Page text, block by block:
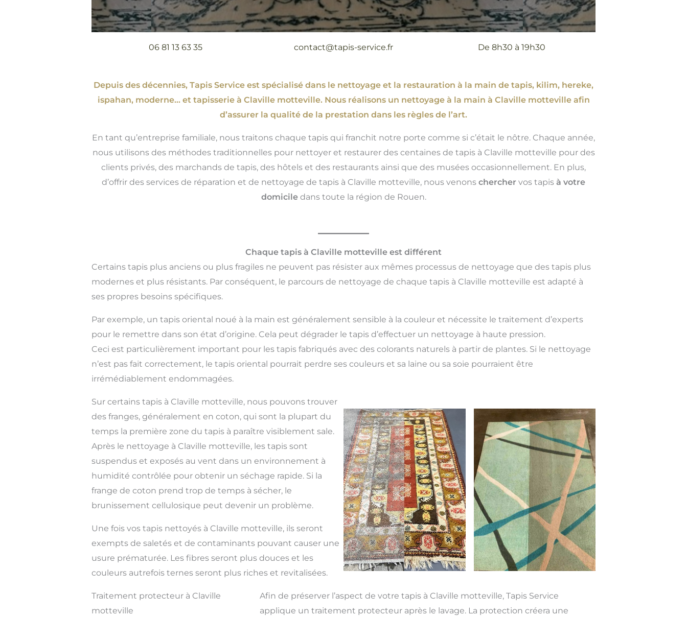
06 81 13 63 35 contact@tapis-service.fr De 8h30 à 19h30
Depuis des décennies, Tapis Service est spécialisé dans le nettoyage et la restauration à la main de tapis, kilim, hereke,
ispahan, moderne…et tapisserie à Claville motteville. Nous réalisons un nettoyage à la main à Claville motteville afin
d’assurer la qualité de la prestation dans les règles de l’art.
En tant qu’entreprise familiale, nous traitons chaque tapis qui franchit notre porte comme si c’était le nôtre. Chaque année,
nous utilisons des méthodes traditionnelles pour nettoyer et restaurer des centaines de tapis à Claville motteville pour des
clients privés, des marchands de tapis, des hôtels et des restaurants ainsi que des musées occasionnellement. En plus,
d’offrir des services de réparation et de nettoyage de tapis à Claville motteville, nous venons chercher vos tapis à votre
domiciledans toute la région de Rouen.
Chaque tapis à Claville motteville est différent
Certains tapis plus anciens ou plus fragiles ne peuvent pas résister aux mêmes processus de nettoyage que des tapis plus
modernes et plus résistants. Par conséquent, le parcours de nettoyage de chaque tapis à Claville motteville est adapté à
ses propres besoins spécifiques.
Par exemple, un tapis oriental noué à la main est généralement sensible à la couleur et nécessite le traitement d’experts
pour le remettre dans son état d’origine. Cela peut dégrader le tapis d’effectuer un nettoyage à haute pression.
Ceci est particulièrement important pour les tapis fabriqués avec des colorants naturels à partir de plantes. Si le nettoyage
n’est pas fait correctement, le tapis oriental pourrait perdre ses couleurs et sa laine ou sa soie pourraient être
irrémédiablement endommagées.
Sur certains tapis à Claville motteville, nous pouvons trouver
des franges, généralement en coton, qui sont la plupart du
temps la première zone du tapis à paraître visiblement sale.
Après le nettoyage à Claville motteville, les tapis sont
suspendus et exposés au vent dans un environnement à
humidité contrôlée pour obtenir un séchage rapide. Si la
frange de coton prend trop de temps à sécher, le
brunissement cellulosique peut devenir un problème.
Une fois vos tapis nettoyés à Claville motteville, ils seront
exempts de saletés et de contaminants pouvant causer une
usure prématurée. Les fibres seront plus douces et les
couleurs autrefois ternes seront plus riches et revitalisées.
Traitement protecteur à Claville
motteville
Afin de préserver l’aspect de votre tapis à Claville motteville, Tapis Service
applique un traitement protecteur après le lavage. La protection créera une